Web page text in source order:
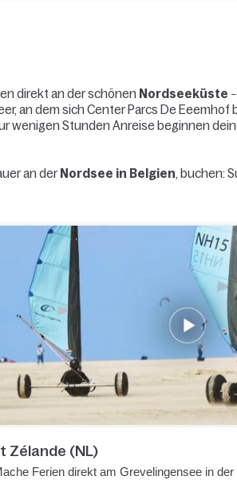
direkt an der schönen Nordseeküste –
an dem sich Center Parcs De
wenigen Stunden Anreise beginnen
an der Nordsee in Belgien, buchen:
Zélande (NL)
Ferien direkt am Grevelingensee in